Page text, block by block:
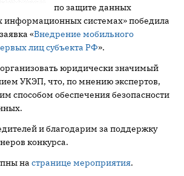
по защите данных
информационных системах» победила
«Внедрение мобильного
лиц субъекта РФ».
юридически значимый
УКЭП, что, по мнению экспертов,
способом обеспечения безопасности
и благодарим за поддержку
конкурса.
на странице мероприятия.